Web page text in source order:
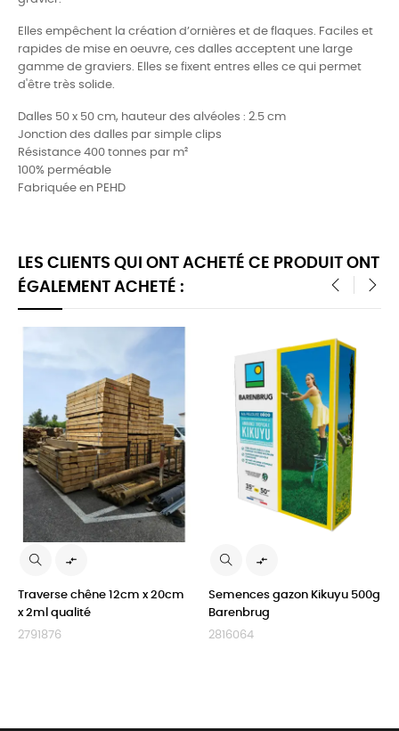
Elles empêchent la création d’ornières et de flaques. Faciles et
rapides de mise en oeuvre, ces dalles acceptent une large
gamme de graviers.
Elles se fixent entres elles ce qui permet
d'être très solide.
Dalles 50 x 50 cm, hauteur des alvéoles : 2.5 cm
Jonction des dalles par simple clips
Résistance 400 tonnes par m²
100% perméable
Fabriquée en PEHD
LES CLIENTS QUI ONT ACHETÉ CE PRODUIT ONT
ÉGALEMENT ACHETÉ :

Traverse chêne 12cm x 20cm
x 2ml qualité
2791876

Semences gazon Kikuyu 500g
Barenbrug
2816064